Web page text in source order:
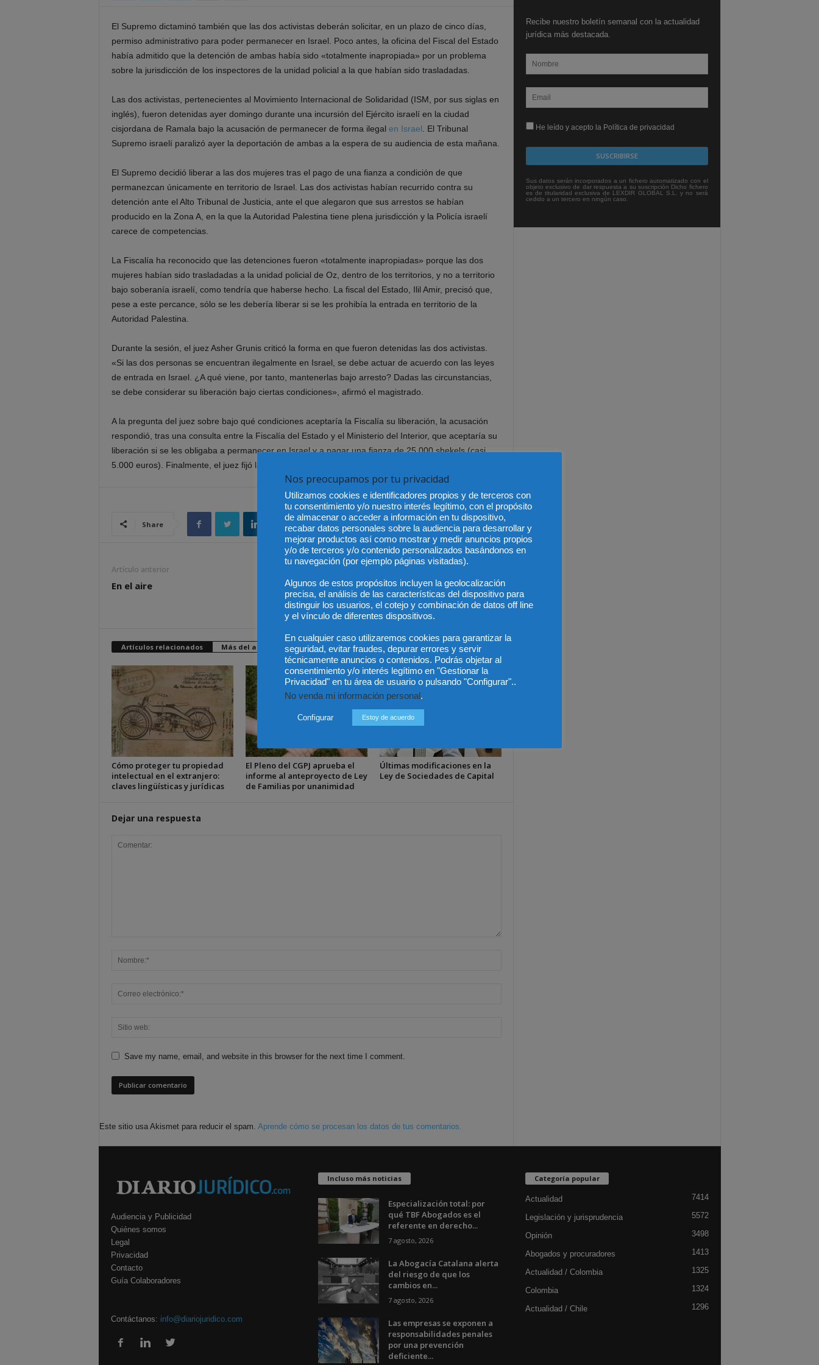
El Supremo dictaminó también que las dos activistas deberán solicitar, en un plazo de cinco días,
permiso administrativo para poder permanecer en Israel. Poco antes, la oficina del Fiscal del Estado
había admitido que la detención de ambas había sido «totalmente inapropiada» por un problema
sobre la jurisdicción de los inspectores de la unidad policial a la que habían sido trasladadas.
Las dos activistas, pertenecientes al Movimiento Internacional de Solidaridad (ISM, por sus siglas en
inglés), fueron detenidas ayer domingo durante una incursión del Ejército israelí en la ciudad
cisjordana de Ramala bajo la acusación de permanecer de forma ilegal en Israel . El Tribunal
Supremo israelí paralizó ayer la deportación de ambas a la espera de su audiencia de esta mañana.
El Supremo decidió liberar a las dos mujeres tras el pago de una fianza a condición de que
permanezcan únicamente en territorio de Israel. Las dos activistas habían recurrido contra su
detención ante el Alto Tribunal de Justicia, ante el que alegaron que sus arrestos se habían
producido en la Zona A, en la que la Autoridad Palestina tiene plena jurisdicción y la Policía israelí
carece de competencias.
La Fiscalía ha reconocido que las detenciones fueron «totalmente inapropiadas» porque las dos
mujeres habían sido trasladadas a la unidad policial de Oz, dentro de los territorios, y no a territorio
bajo soberanía israelí, como tendría que haberse hecho. La fiscal del Estado, Ilil Amir, precisó que,
pese a este percance, sólo se les debería liberar si se les prohibía la entrada en territorio de la
Autoridad Palestina.
Durante la sesión, el juez Asher Grunis criticó la forma en que fueron detenidas las dos activistas.
«Si las dos personas se encuentran ilegalmente en Israel, se debe actuar de acuerdo con las leyes
de entrada en Israel. ¿A qué viene, por tanto, mantenerlas bajo arresto? Dadas las circunstancias,
se debe considerar su liberación bajo ciertas condiciones», afirmó el magistrado.
A la pregunta del juez sobre bajo qué condiciones aceptaría la Fiscalía su liberación, la acusación
respondió, tras una consulta entre la Fiscalía del Estado y el Ministerio del Interior, que aceptaría su
liberación si se les obligaba a permanecer en Israel y a pagar una fianza de 25.000 shekels (casi
5.000 euros). Finalmente, el juez fijó la fianza en 3.000 shekels.
Share
Artículo anterior
En el aire
Artículo siguiente
DLA Piper promocionó a César Herrero
como socio de Finance&Projects
Artículos relacionados Más del autor
Cómo proteger tu propiedad
intelectual en el extranjero:
claves lingüísticas y jurídicas
El Pleno del CGPJ aprueba el
informe al anteproyecto de Ley
de Familias por unanimidad
Últimas modificaciones en la
Ley de Sociedades de Capital
Dejar una respuesta
Save my name, email, and website in this browser for the next time I comment.
Este sitio usa Akismet para reducir el spam. Aprende cómo se procesan los datos de tus comentarios.
Recibe nuestro boletín semanal con la actualidad
jurídica más destacada.
He leído y acepto la Política de privacidad
Sus datos serán incorporados a un fichero automatizado con el
objeto exclusivo de dar respuesta a su suscripción Dicho fichero
es de titularidad exclusiva de LEXDIR GLOBAL S.L. y no será
cedido a un tercero en ningún caso.
Audiencia y Publicidad
Quiénes somos
Legal
Privacidad
Contacto
Guía Colaboradores
Contáctanos: info@diariojuridico.com
Incluso más noticias
Especialización total: por
qué TBF Abogados es el
referente en derecho...
7 agosto, 2026
La Abogacía Catalana alerta
del riesgo de que los
cambios en...
7 agosto, 2026
Las empresas se exponen a
responsabilidades penales
por una prevención
deficiente...
Categoría popular
Actualidad 7414
Legislación y jurisprudencia 5572
Opinión 3498
Abogados y procuradores 1413
Actualidad / Colombia 1325
Colombia 1324
Actualidad / Chile 1296
Nos preocupamos por tu privacidad
Utilizamos cookies e identificadores propios y de terceros con
tu consentimiento y/o nuestro interés legítimo, con el propósito
de almacenar o acceder a información en tu dispositivo,
recabar datos personales sobre la audiencia para desarrollar y
mejorar productos así como mostrar y medir anuncios propios
y/o de terceros y/o contenido personalizados basándonos en
tu navegación (por ejemplo páginas visitadas).
Algunos de estos propósitos incluyen la geolocalización
precisa, el análisis de las características del dispositivo para
distinguir los usuarios, el cotejo y combinación de datos off line
y el vínculo de diferentes dispositivos.
En cualquier caso utilizaremos cookies para garantizar la
seguridad, evitar fraudes, depurar errores y servir
técnicamente anuncios o contenidos. Podrás objetar al
consentimiento y/o interés legítimo en "Gestionar la
Privacidad" en tu área de usuario o pulsando "Configurar"..
No venda mi información personal.
Configurar Estoy de acuerdo